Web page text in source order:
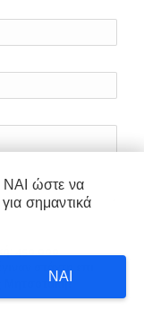
στάχτη επι
Μητσοτάκη!
experience.
ώστε να
σημαντικά
ΝΑΙ